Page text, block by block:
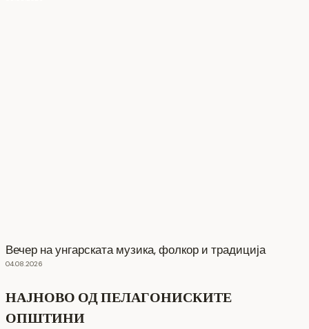
Вечер на унгарската музика, фолкор и традиција
04.08.2026
НАЈНОВО ОД ПЕЛАГОНИСКИТЕ
ОПШТИНИ